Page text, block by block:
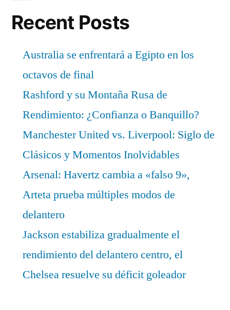
Recent Posts
Australia se enfrentará a Egipto en los
octavos de final
Rashford y su Montaña Rusa de
Rendimiento: ¿Confianza o Banquillo?
Manchester United vs. Liverpool: Siglo de
Clásicos y Momentos Inolvidables
Arsenal: Havertz cambia a «falso 9»,
Arteta prueba múltiples modos de
delantero
Jackson estabiliza gradualmente el
rendimiento del delantero centro, el
Chelsea resuelve su déficit goleador